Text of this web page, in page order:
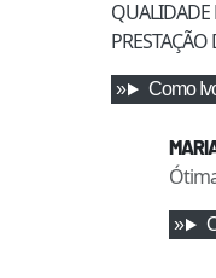
QUALIDADE
PRESTAÇÃO
Como